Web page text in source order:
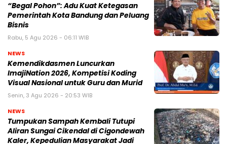
“Begal Pohon”: Adu Kuat Ketegasan
Pemerintah Kota Bandung dan Peluang
Bisnis
Rabu, 5 Agu 2026 - 06:11 WIB
NEWS
Kemendikdasmen Luncurkan
ImajiNation 2026, Kompetisi Koding
Visual Nasional untuk Guru dan Murid
Senin, 3 Agu 2026 - 20:53 WIB
NEWS
Tumpukan Sampah Kembali Tutupi
Aliran Sungai Cikendal di Cigondewah
Kaler, Kepedulian Masyarakat Jadi